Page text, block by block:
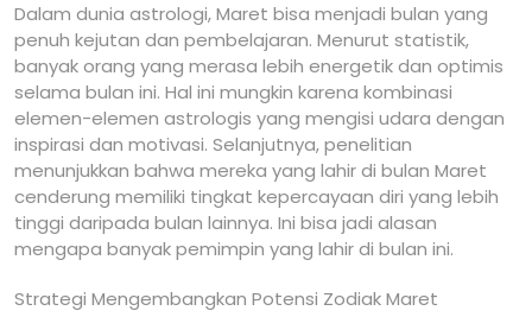
Dalam dunia astrologi, Maret bisa menjadi bulan yang
penuh kejutan dan pembelajaran. Menurut statistik,
banyak orang yang merasa lebih energetik dan optimis
selama bulan ini. Hal ini mungkin karena kombinasi
elemen-elemen astrologis yang mengisi udara dengan
inspirasi dan motivasi. Selanjutnya, penelitian
menunjukkan bahwa mereka yang lahir di bulan Maret
cenderung memiliki tingkat kepercayaan diri yang lebih
tinggi daripada bulan lainnya. Ini bisa jadi alasan
mengapa banyak pemimpin yang lahir di bulan ini.
Strategi Mengembangkan Potensi Zodiak Maret